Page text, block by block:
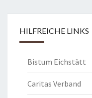
HILFREICHE LINKS
Bistum Eichstätt
Caritas Verband